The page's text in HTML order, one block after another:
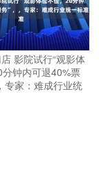
影院试行“观影体
钟内可退40%票
专家：难成行业统